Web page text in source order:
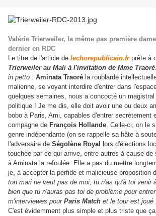
Valérie Trierweiler, la même pas première
dernier en RDC
Le titre de l'article de lechorepublicain.frprête à
Trierweiler au Mali à l'invitation de Mme Traoré
in petto : Aminata Traoré la roublarde
malienne, se voyant interdire d'entrer dans
quelques semaines, nous a concocté un
politique ! Je me dis, elle doit avoir une ou deux
bobo à Paris, Ami, capables d'entrer secrètement
compagne de François Hollande. Celle-ci, on le
genre indépendante (on se rappelle sa hâte à
l'adversaire de Ségolène Royal
lors d'élections
touchée par ce qui arrive, entre autres à cause
à Aminata la refoulée. Elle a pas du mettre
je, à accepter la perfide et malicieuse proposition
ton mari ne veut pas de moi, tu n'as qu'à toi venir
bien que tu n'auras pas toi de problème pour
m'interviewes pour Paris Match et le tour est joué
C'est évidemment plus simple et plus triste que